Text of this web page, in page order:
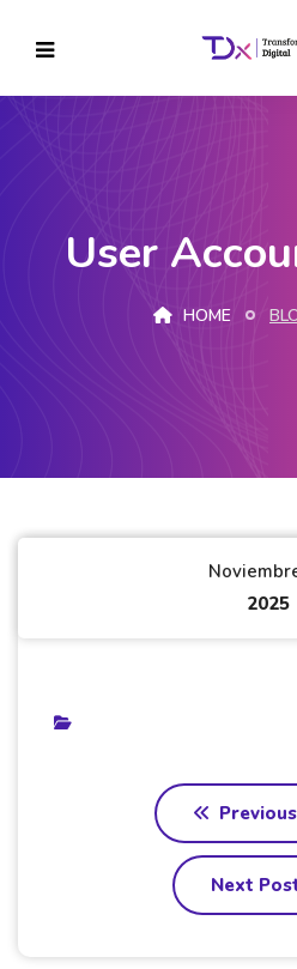
User
HOME
2025
Next